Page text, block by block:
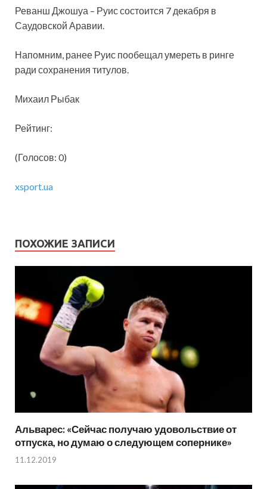
Реванш Джошуа – Руис состоится 7 декабря в
Саудовской Аравии.
Напомним, ранее Руис пообещал умереть в ринге
ради сохранения титулов.
Михаил Рыбак
Рейтинг:
(Голосов: 0)
xsport.ua
ПОХОЖИЕ ЗАПИСИ
Альварес: «Сейчас получаю удовольствие от
отпуска, но думаю о следующем сопернике»
11.12.2019